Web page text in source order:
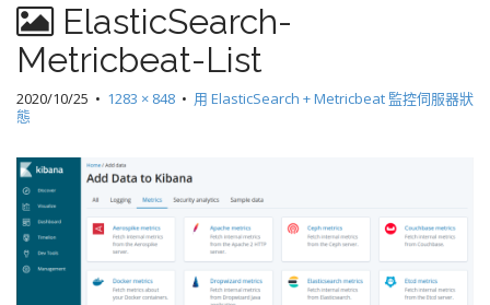
ElasticSearch-
Metricbeat-List
2020/10/25 • 1283 × 848 • 用 ElasticSearch + Metricbeat 監控伺服器狀
態